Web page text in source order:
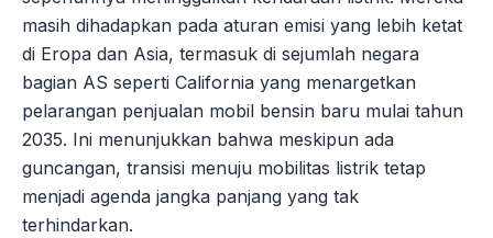
masih dihadapkan pada aturan emisi yang lebih ketat
di Eropa dan Asia, termasuk di sejumlah negara
bagian AS seperti California yang menargetkan
pelarangan penjualan mobil bensin baru mulai tahun
2035. Ini menunjukkan bahwa meskipun ada
guncangan, transisi menuju mobilitas listrik tetap
menjadi agenda jangka panjang yang tak
terhindarkan.